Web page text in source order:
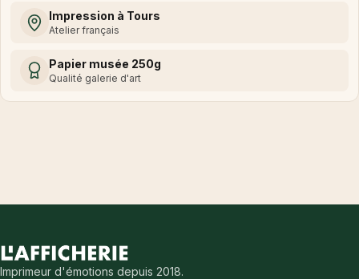
Impression à Tours
Atelier français
Papier musée 250g
Qualité galerie d'art
Imprimeur d'émotions depuis 2018.